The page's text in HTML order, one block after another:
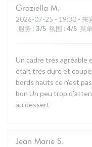
Graziella M
2026-07-25 - 19:30 - 来
服务 : 3/5 氛围 : 4/5 菜
Un cadre très agréable
était très dure et
bords hauts ce n’est
bon Un peu trop
au dessert
Jean Marie S